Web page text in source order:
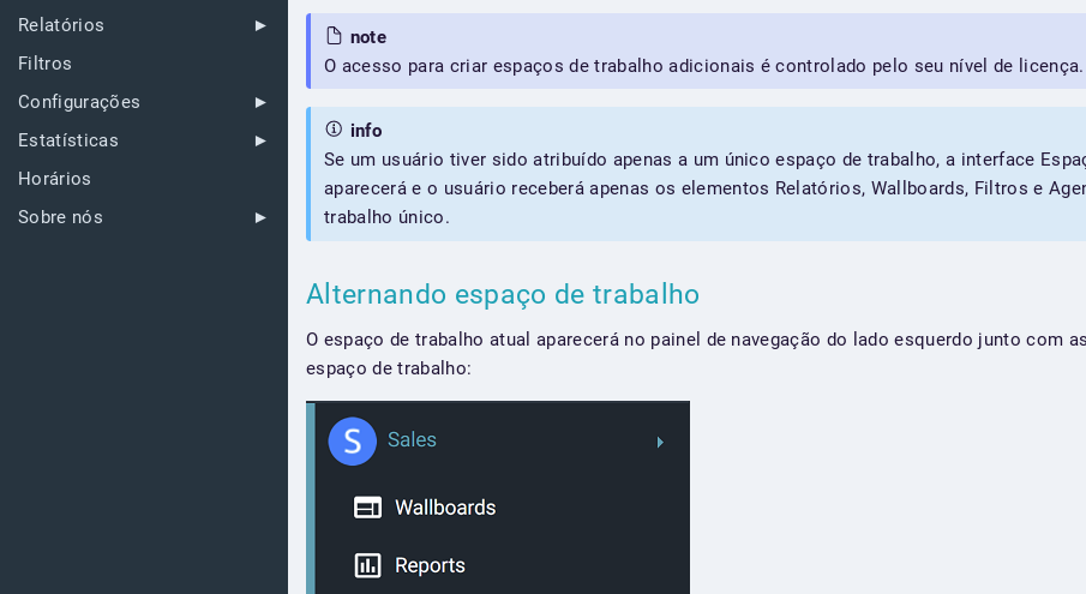
Relatórios
Filtros
Configurações
Estatísticas
Horários
Sobre nós
note
O acesso para criar espaços de trabalho adicionais é controlado pelo seu nível de licença.
info
Se um usuário tiver sido atribuído apenas a um único espaço de trabalho, a interface
aparecerá e o usuário receberá apenas os elementos Relatórios, Wallboards, Filtros e
trabalho único.
Alternando espaço de trabalho
O espaço de trabalho atual aparecerá no painel de navegação do lado esquerdo junto com
espaço de trabalho: